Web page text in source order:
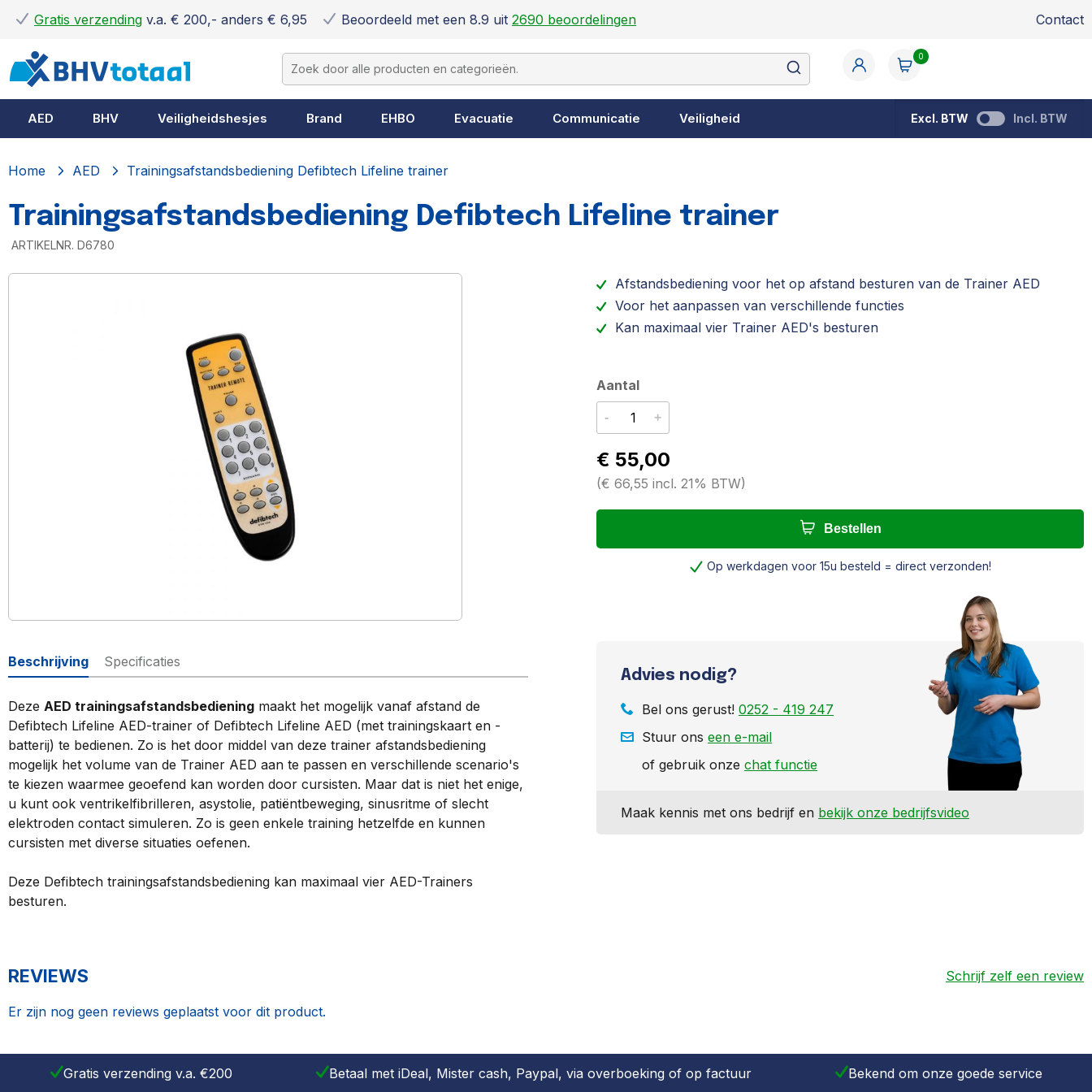
Gratis verzending v.a. € 200,- anders € 6,95 Beoordeeld met een 8.9 uit 2690 beoordelingen Contact
0
AED BHV Veiligheidshesjes Brand EHBO Evacuatie Communicatie Veiligheid Excl. BTW Incl. BTW
Home AED Trainingsafstandsbediening Defibtech Lifeline trainer
Trainingsafstandsbediening Defibtech Lifeline trainer
ARTIKELNR. D6780
Afstandsbediening voor het op afstand besturen van de Trainer AED
Voor het aanpassen van verschillende functies
Kan maximaal vier Trainer AED's besturen
€ 55,00
(€ 66,55 incl. 21% BTW)
Aantal
- +
Bestellen
Op werkdagen voor 15u besteld = direct verzonden!
Advies nodig?
Bel ons gerust! 0252 - 419 247
Stuur ons een e-mail
of gebruik onze chat functie
Maak kennis met ons bedrijf en bekijk onze bedrijfsvideo
Beschrijving
Deze AED trainingsafstandsbediening maakt het mogelijk vanaf afstand de
Defibtech Lifeline AED-trainer of Defibtech Lifeline AED (met trainingskaart en -
batterij) te bedienen. Zo is het door middel van deze trainer afstandsbediening
mogelijk het volume van de Trainer AED aan te passen en verschillende scenario's
te kiezen waarmee geoefend kan worden door cursisten. Maar dat is niet het enige,
u kunt ook ventrikelfibrilleren, asystolie, patiëntbeweging, sinusritme of slecht
elektroden contact simuleren. Zo is geen enkele training hetzelfde en kunnen
cursisten met diverse situaties oefenen.
Deze Defibtech trainingsafstandsbediening kan maximaal vier AED-Trainers
besturen.
Specificaties
REVIEWS Schrijf zelf een review
Er zijn nog geen reviews geplaatst voor dit product.
Gratis verzending v.a. €200 Betaal met iDeal, Mister cash, Paypal, via overboeking of op factuur Bekend om onze goede service